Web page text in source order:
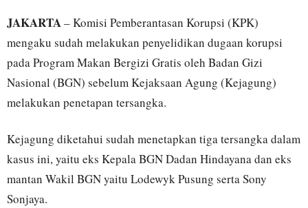
JAKARTA– Komisi Pemberantasan Korupsi (KPK)
mengaku sudah melakukan penyelidikan dugaan korupsi
pada Program Makan Bergizi Gratis oleh Badan Gizi
Nasional (BGN) sebelum Kejaksaan Agung (Kejagung)
melakukan penetapan tersangka.
Kejagung diketahui sudah menetapkan tiga tersangka dalam
kasus ini, yaitu eks Kepala BGN Dadan Hindayana dan eks
mantan Wakil BGN yaitu Lodewyk Pusung serta Sony
Sonjaya.